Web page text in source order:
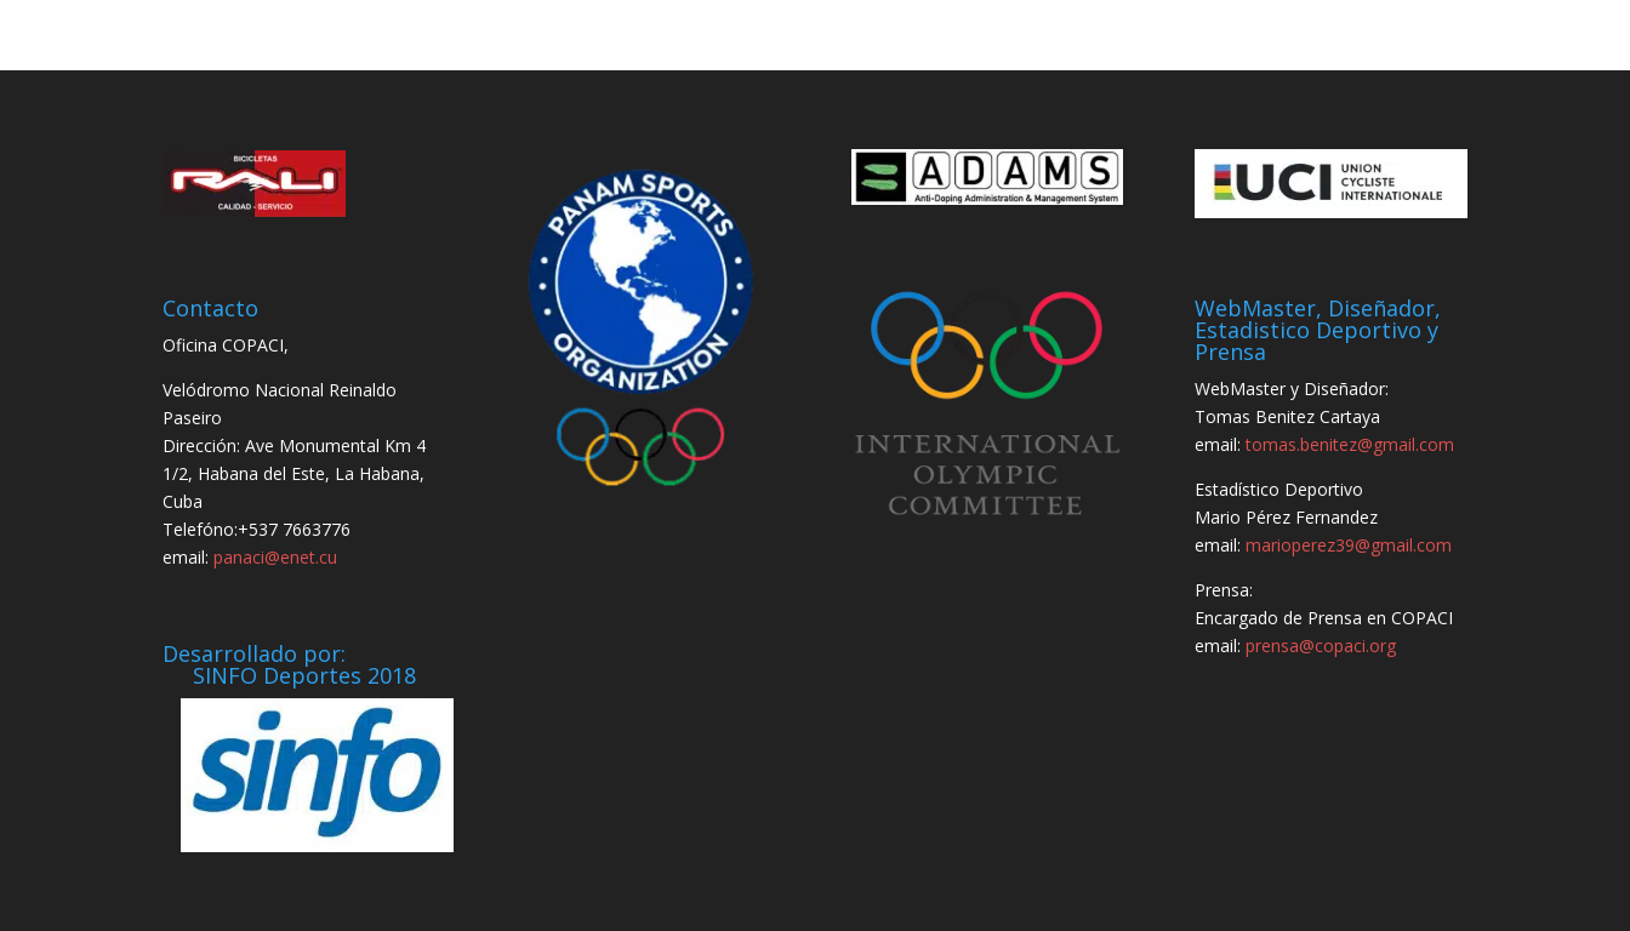
Contacto
Oficina COPACI,
Velódromo Nacional Reinaldo
Paseiro
Dirección: Ave Monumental Km 4
1/2, Habana del Este, La Habana,
Cuba
Telefóno:+537 7663776
email:panaci@enet.cu
Desarrollado por:
SINFO Deportes 2018
WebMaster, Diseñador,
Estadistico Deportivo y
Prensa
WebMaster y Diseñador:
Tomas Benitez Cartaya
email:tomas.benitez@gmail.com
Estadístico Deportivo
Mario Pérez Fernandez
email:marioperez39@gmail.com
Prensa:
Encargado de Prensa en COPACI
email:prensa@copaci.org